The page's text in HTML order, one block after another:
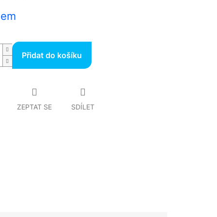
Přidat do košíku
ZEPTAT SE SDÍLET